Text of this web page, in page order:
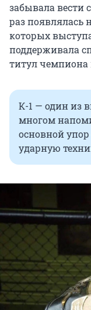
забывала вести
раз появлялась
которых
поддерживала
титул чемпиона
К-1 — один из
многом
основной
ударную